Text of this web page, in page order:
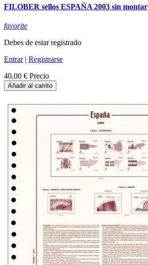
FILOBER sellos ESPAÑA 2003 sin montar
favorite
Debes de estar registrado
Entrar| Registrarse
40,00 € Precio
Añadir al carrito